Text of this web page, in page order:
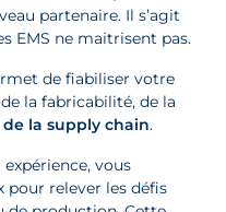
partenaire. Il s’agit
EMS ne maitrisent pas.
de fiabiliser votre
la fabricabilité, de la
la supply chain.
vous
pour relever les défis